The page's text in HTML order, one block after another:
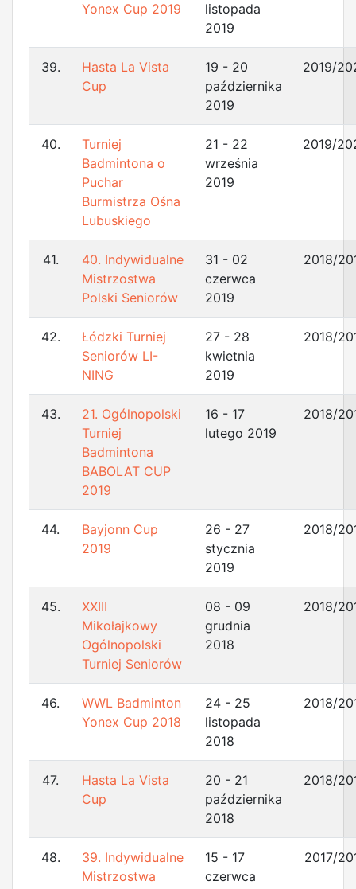
Yonex Cup 2019
listopada
2019
39.
Hasta La Vista
Cup
19 - 20
października
2019
2019/
40.
Turniej
Badmintona o
Puchar
Burmistrza Ośna
Lubuskiego
21 - 22
września
2019
2019/
41.
40. Indywidualne
Mistrzostwa
Polski Seniorów
31 - 02
czerwca
2019
2018/
42.
Łódzki Turniej
Seniorów LI-
NING
27 - 28
kwietnia
2019
2018/
43.
21. Ogólnopolski
Turniej
Badmintona
BABOLAT CUP
2019
16 - 17
lutego 2019
2018/
44.
Bayjonn Cup
2019
26 - 27
stycznia
2019
2018/
45.
XXIII
Mikołajkowy
Ogólnopolski
Turniej Seniorów
08 - 09
grudnia
2018
2018/
46.
WWL Badminton
Yonex Cup 2018
24 - 25
listopada
2018
2018/
47.
Hasta La Vista
Cup
20 - 21
października
2018
2018/
48.
39. Indywidualne
Mistrzostwa
15 - 17
czerwca
2017/